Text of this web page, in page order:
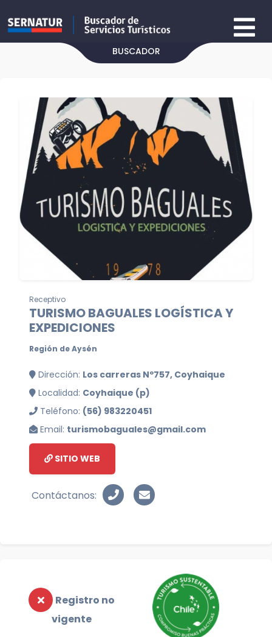
BUSCADOR
Receptivo
TURISMO BAGUALES LOGÍSTICA Y
EXPEDICIONES
Región de Aysén
Dirección: Los carreras Nº757, Coyhaique
Localidad: Coyhaique (p)
Teléfono: (56) 983220451
Email: turismobaguales@gmail.com
SITIO WEB
Contáctanos:
Registro no
vigente